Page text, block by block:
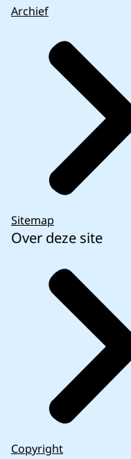
Archief
Sitemap
Over deze site
Copyright